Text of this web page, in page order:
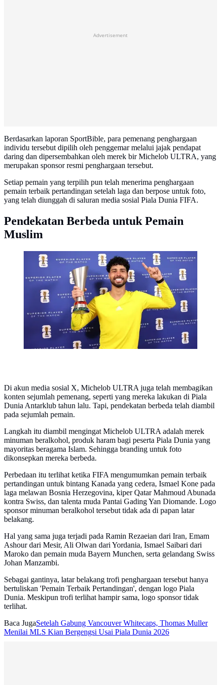
Advertisement
Berdasarkan laporan SportBible, para pemenang penghargaan
individu tersebut dipilih oleh penggemar melalui jajak pendapat
daring dan dipersembahkan oleh merek bir Michelob ULTRA, yang
merupakan sponsor resmi penghargaan tersebut.
Setiap pemain yang terpilih pun telah menerima penghargaan
pemain terbaik pertandingan setelah laga dan berpose untuk foto,
yang telah diunggah di saluran media sosial Piala Dunia FIFA.
Pendekatan Berbeda untuk Pemain
Muslim
Pemain muslim yang dapat penghargaan man of the
match dari FIFA di Piala Dunia 2026 akan menerima
trofi berbeda. (Dok. FIFA)
Di akun media sosial X, Michelob ULTRA juga telah membagikan
konten sejumlah pemenang, seperti yang mereka lakukan di Piala
Dunia Antarklub tahun lalu. Tapi, pendekatan berbeda telah diambil
pada sejumlah pemain.
Langkah itu diambil mengingat Michelob ULTRA adalah merek
minuman beralkohol, produk haram bagi peserta Piala Dunia yang
mayoritas beragama Islam. Sehingga branding untuk foto
dikonsepkan mereka berbeda.
Perbedaan itu terlihat ketika FIFA mengumumkan pemain terbaik
pertandingan untuk bintang Kanada yang cedera, Ismael Kone pada
laga melawan Bosnia Herzegovina, kiper Qatar Mahmoud Abunada
kontra Swiss, dan talenta muda Pantai Gading Yan Diomande. Logo
sponsor minuman beralkohol tersebut tidak ada di papan latar
belakang.
Hal yang sama juga terjadi pada Ramin Rezaeian dari Iran, Emam
Ashour dari Mesir, Ali Olwan dari Yordania, Ismael Saibari dari
Maroko dan pemain muda Bayern Munchen, serta gelandang Swiss
Johan Manzambi.
Sebagai gantinya, latar belakang trofi penghargaan tersebut hanya
bertuliskan 'Pemain Terbaik Pertandingan', dengan logo Piala
Dunia. Meskipun trofi terlihat hampir sama, logo sponsor tidak
terlihat.
Baca JugaSetelah Gabung Vancouver Whitecaps, Thomas Muller
Menilai MLS Kian Bergengsi Usai Piala Dunia 2026